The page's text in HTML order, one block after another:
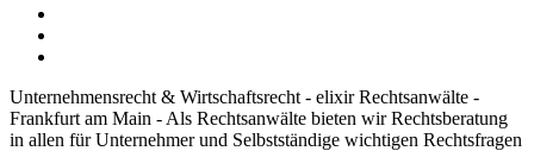
Unternehmensrecht & Wirtschaftsrecht - elixir Rechtsanwälte -
Frankfurt am Main - Als Rechtsanwälte bieten wir Rechtsberatung
in allen für Unternehmer und Selbstständige wichtigen Rechtsfragen